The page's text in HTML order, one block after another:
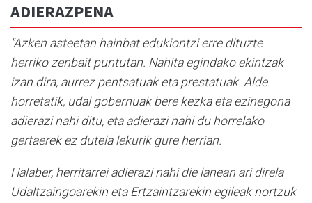
ADIERAZPENA
"Azken asteetan hainbat edukiontzi erre dituzte
herriko zenbait puntutan. Nahita egindako ekintzak
izan dira, aurrez pentsatuak eta prestatuak. Alde
horretatik, udal gobernuak bere kezka eta ezinegona
adierazi nahi ditu, eta adierazi nahi du horrelako
gertaerek ez dutela lekurik gure herrian.
Halaber, herritarrei adierazi nahi die lanean ari direla
Udaltzaingoarekin eta Ertzaintzarekin egileak nortzuk